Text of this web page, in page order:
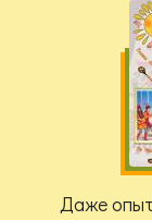
Даже